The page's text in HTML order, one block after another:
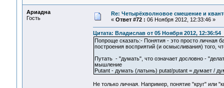
Ариадна
Гость
Re: Четырёхволновое смешение и
« Ответ #72 : 06 Ноября 2012, 12:33:46 »
Цитата: Владислав от 05 Ноября 2012, 12:36:54
Попроще сказать:- Понятия - это просто личная
построения восприятий (и осмысливания) того,
Путать - "думать", что означает дословно -
мышление
Putant - думать (латынь) putat/putant = думает /
Не только личная. Например, понятие "круг" или